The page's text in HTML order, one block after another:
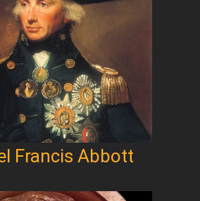
Francis Abbott